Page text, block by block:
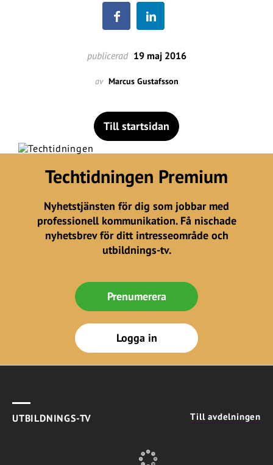
publicerad 19 maj 2016
av Marcus Gustafsson
Till startsidan
Techtidningen Premium
Nyhetstjänsten för dig som jobbar med
professionell kommunikation. Få nischade
nyhetsbrev för ditt intresseområde och
utbildnings-tv.
Prenumerera
Logga in
UTBILDNINGS-TV Till avdelningen